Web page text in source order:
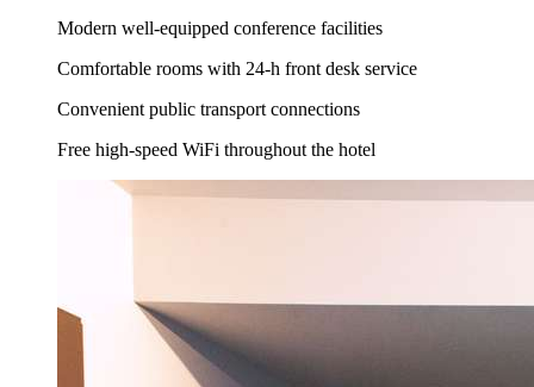
Modern well-equipped conference facilities
Comfortable rooms with 24-h front desk service
Convenient public transport connections
Free high-speed WiFi throughout the hotel